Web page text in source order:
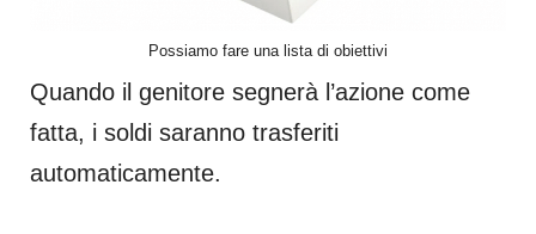
Possiamo fare una lista di obiettivi
Quando il genitore segnerà l’azione come
fatta, i soldi saranno trasferiti
automaticamente.